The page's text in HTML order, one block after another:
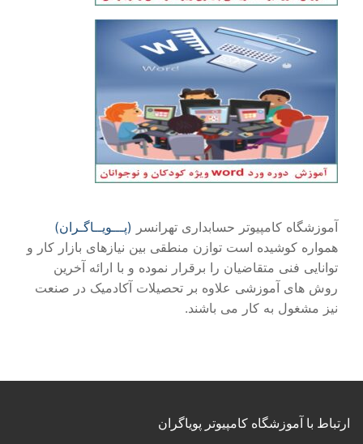
آموزشگاه کامپیوتر حسابداری تهرانسر (پـــویــاگـران)
همواره کوشیده است توازن منطقی بین نیازهای بازار کار و
توانایی فنی متقاضیان را برقرار نموده و با ارائه آخرین
روش های آموزشی علاوه بر تحصیلات آکادمیک در صنعت
نیز مشغول به کار می باشند.
ارتباط با آموزشگاه کامپیوتر پویاگران